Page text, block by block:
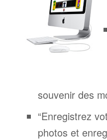
souvenir des
“Enregistrez
photos et